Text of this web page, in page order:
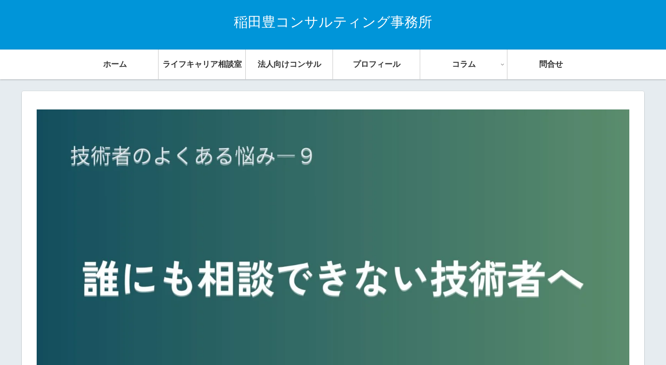
稲田豊コンサルティング事務所
ホーム ライフキャリア相談室 法人向けコンサル プロフィール コラム 問合せ